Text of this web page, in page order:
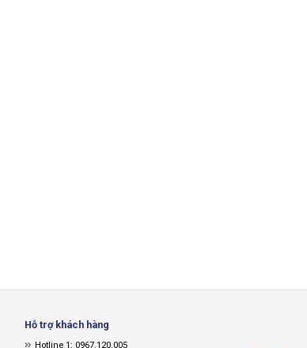
Hỗ trợ khách hàng
Hotline 1: 0967.120.005